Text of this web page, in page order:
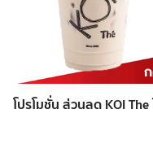
โปรโมชั่น ส่วนลด KOI